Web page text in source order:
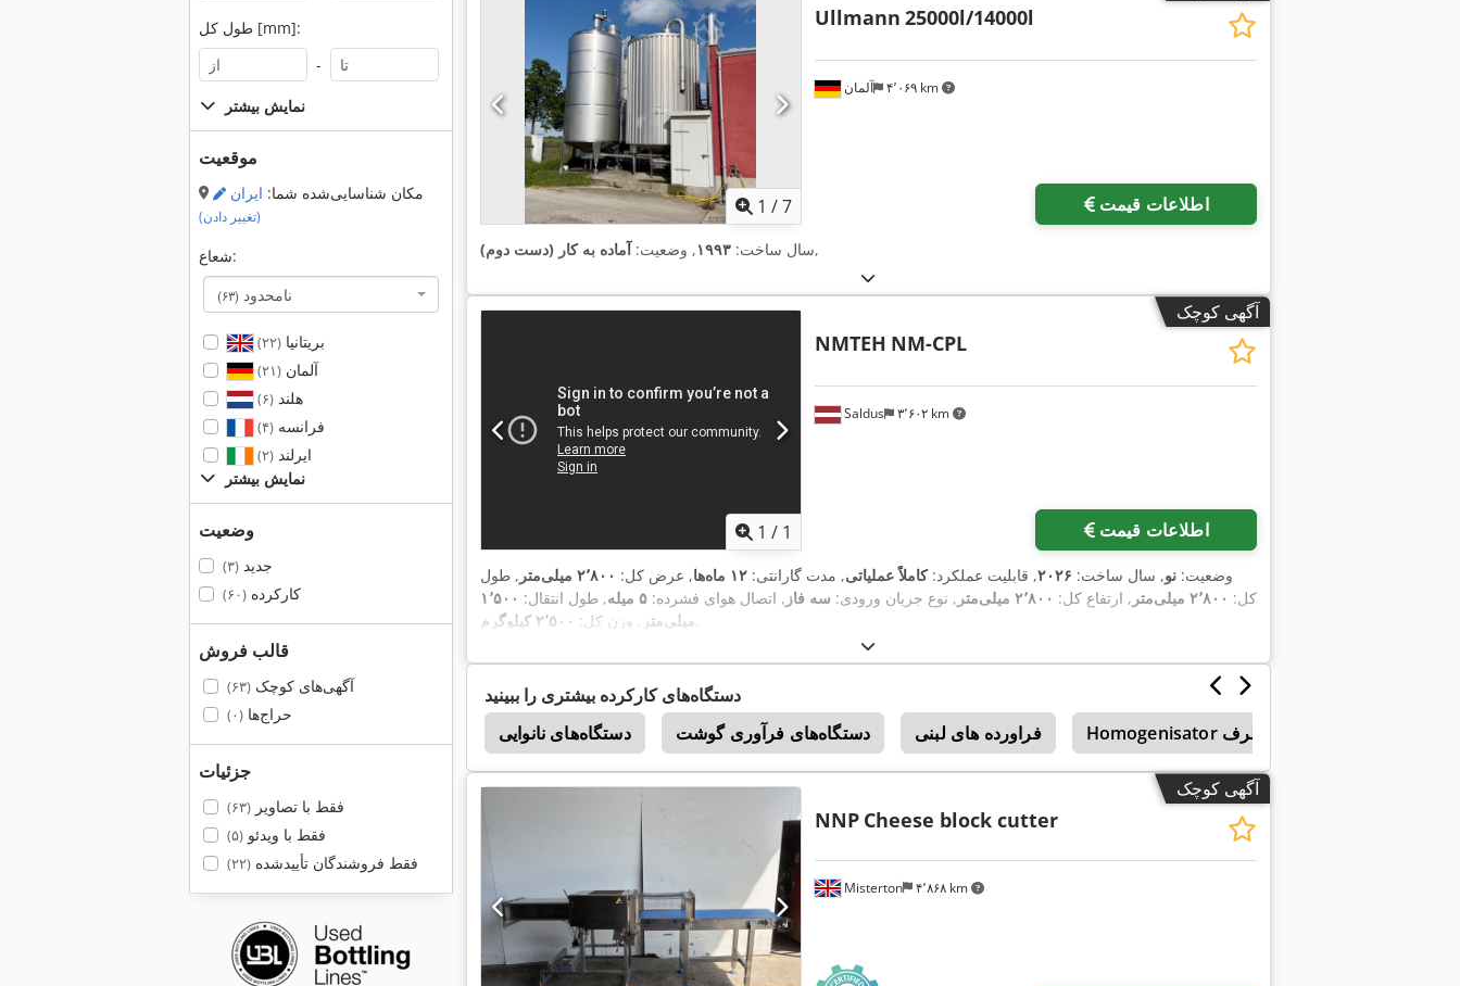
طول کل [mm]:
-
نمایش بیشتر
موقعیت
مکان شناسایی‌شده شما: ایران
(تغییر دادن)
شعاع:
نامحدود (۶۳)
بریتانیا(۲۲)
آلمان(۲۱)
هلند(۶)
فرانسه(۴)
ایرلند(۲)
نمایش بیشتر
وضعیت
جدید(۳)
کارکرده(۶۰)
قالب فروش
آگهی‌های کوچک(۶۳)
حراج‌ها(۰)
جزئیات
فقط با تصاویر(۶۳)
فقط با ویدئو(۵)
فقط فروشندگان تأییدشده(۲۲)
1 /7
آلمان ۴٬۰۶۹ km
Ullmann 25000l/14000l
اطلاعات قیمت
سال ساخت: ۱۹۹۳, وضعیت: آماده به کار (دست دوم) ,
آگهی کوچک
1 / 1
Saldus ۳٬۶۰۲ km
NMTEH NM-CPL
اطلاعات قیمت
وضعیت: نو, سال ساخت: ۲۰۲۶, قابلیت عملکرد:کاملاً عملیاتی, مدت گارانتی: ۱۲ ماه‌ها , عرض کل: ۲٬۸۰۰ میلی‌متر
, طول
کل: ۲٬۸۰۰ میلی‌متر , ارتفاع کل: ۲٬۸۰۰ میلی‌متر , نوع جریان ورودی: سه فاز , اتصال هوای فشرده: ۵ میله , طول انتقال: ۱٬۵۰۰
میلی‌متر , وزن کل: ۲٬۵۰۰ کیلوگرم ,
دستگاه‌های کارکرده بیشتری را ببینید
دستگاه‌های نانوایی
دستگاه‌های فرآوری گوشت فراورده های لبنی Homogenisator با ظرف
آگهی کوچک
Misterton ۴٬۸۶۸ km
NNP Cheese block cutter